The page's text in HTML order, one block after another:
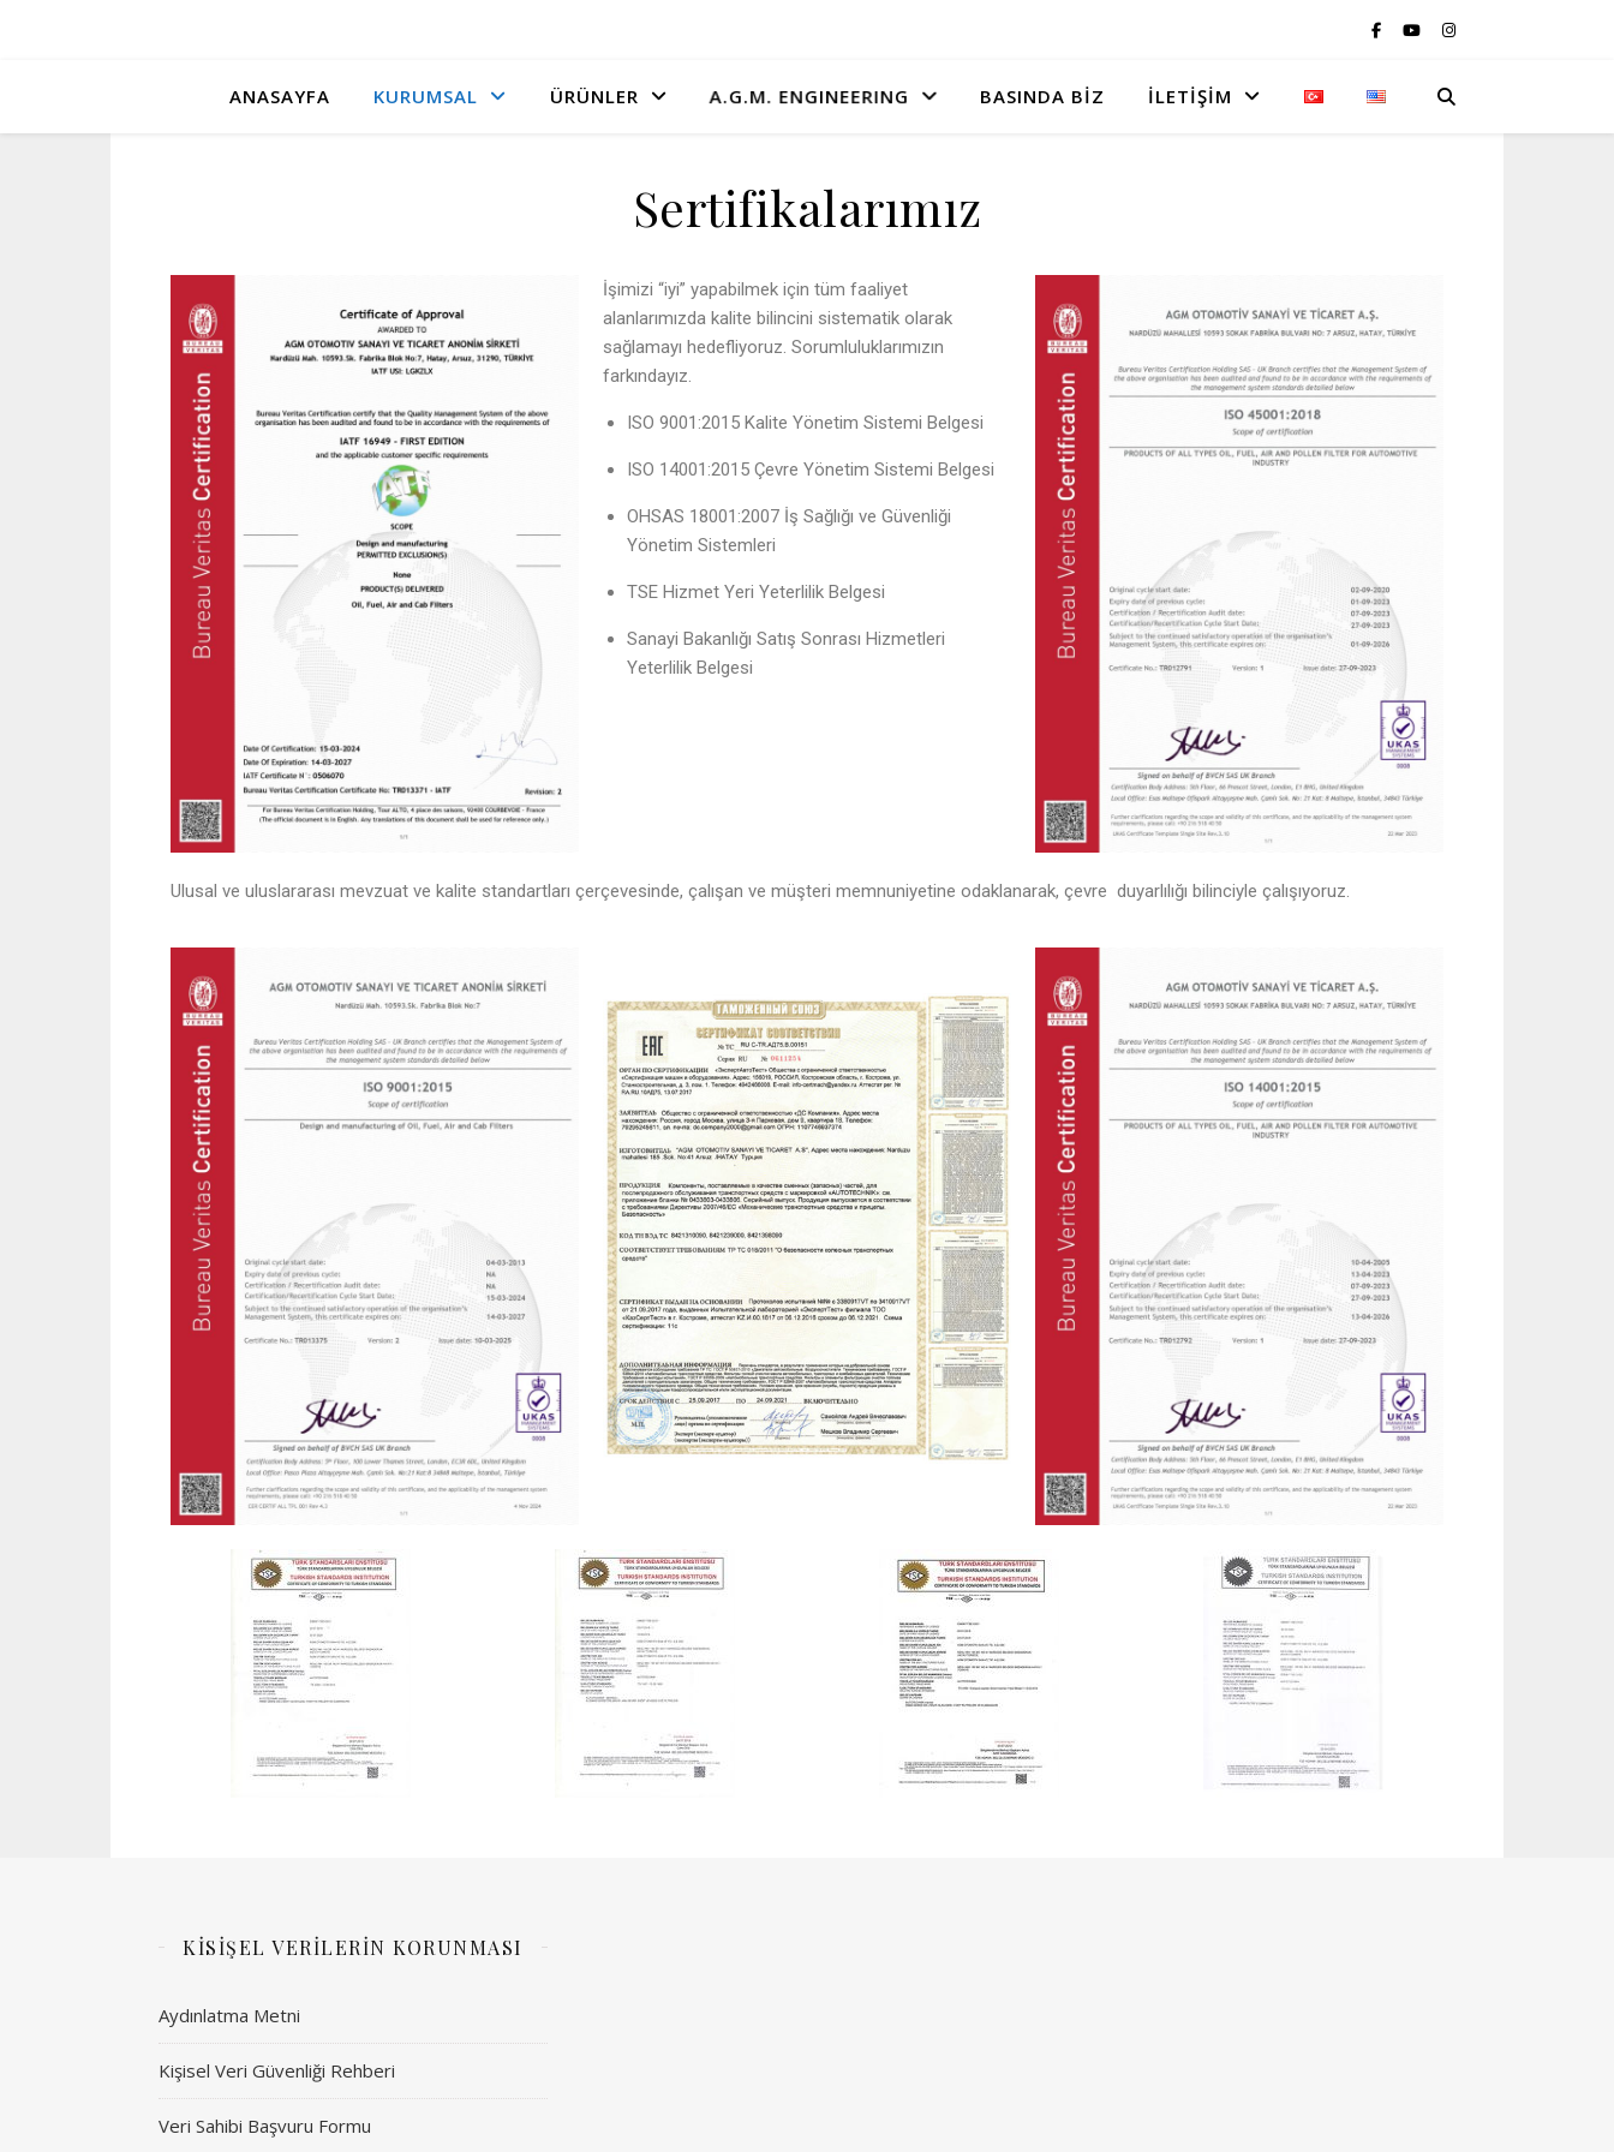
ANASAYFA KURUMSAL ÜRÜNLER A.G.M. ENGINEERING BASINDA BIZ İLETIŞIM
Sertifikalarımız
İşimizi “iyi” yapabilmek için tüm faaliyet
alanlarımızda kalite bilincini sistematik olarak
sağlamayı hedefliyoruz. Sorumluluklarımızın
farkındayız.
ISO 9001:2015 Kalite Yönetim Sistemi Belgesi
ISO 14001:2015 Çevre Yönetim Sistemi Belgesi
OHSAS 18001:2007 İş Sağlığı ve Güvenliği
Yönetim Sistemleri
TSE Hizmet Yeri Yeterlilik Belgesi
Sanayi Bakanlığı Satış Sonrası Hizmetleri
Yeterlilik Belgesi
Ulusal ve uluslararası mevzuat ve kalite standartları çerçevesinde, çalışan ve müşteri memnuniyetine odaklanarak, çevre duyarlılığı bilinciyle çalışıyoruz.
KİSİŞEL VERİLERİN KORUNMASI
Aydınlatma Metni
Kişisel Veri Güvenliği Rehberi
Veri Sahibi Başvuru Formu